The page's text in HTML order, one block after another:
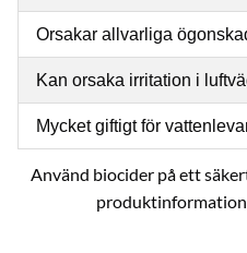
Orsakar allvarliga
Kan orsaka irritation i
Mycket giftigt för
Använd biocider på ett